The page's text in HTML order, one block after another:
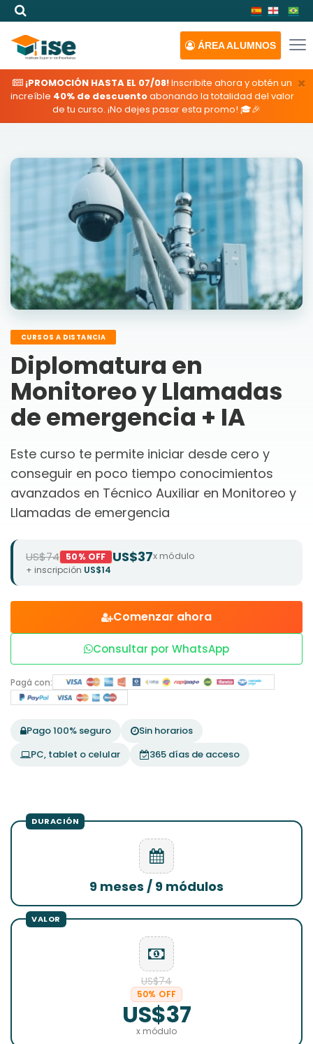
ÁREAALUMNOS
×
¡PROMOCIÓN HASTA EL 07/08!Inscribite ahora y obtén un
increíble 40% de descuentoabonando la totalidad del valor
de tu curso. ¡No dejes pasar esta promo! 🎓🎉
CURSOS A DISTANCIA
Diplomatura en
Monitoreo y Llamadas
de emergencia + IA
Este curso te permite iniciar desde cero y
conseguir en poco tiempo conocimientos
avanzados en Técnico Auxiliar en Monitoreo y
Llamadas de emergencia
US$74 50% OFF US$37x módulo
+ inscripción US$14
Comenzar ahora
Consultar por WhatsApp
Pagá con:
Pago 100% seguro
Sin horarios
PC, tablet o celular
365 días de acceso
9 meses / 9 módulos
US$74
50% OFF
US$37
x módulo